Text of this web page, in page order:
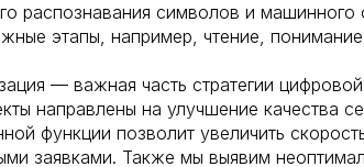
распознавания символов и
этапы, например, чтение,
— важная часть стратегии
направлены на улучшение качества
функции позволит увеличить
заявками. Также мы выявим